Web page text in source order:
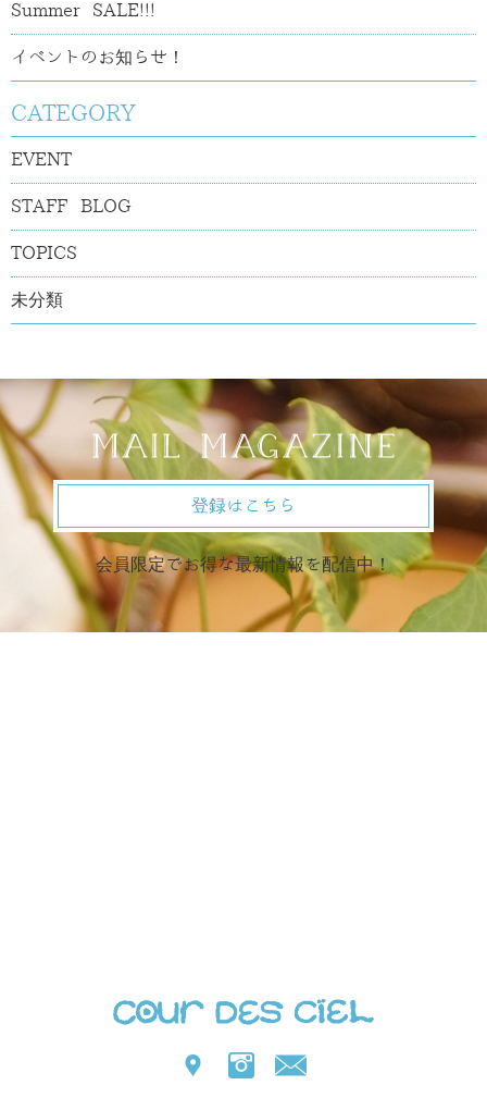
Summer SALE!!!
イベントのお知らせ！
CATEGORY
EVENT
STAFF BLOG
TOPICS
未分類
登録はこちら
会員限定でお得な最新情報を配信中！